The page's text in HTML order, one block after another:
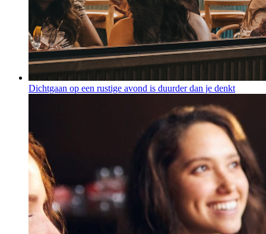
Dichtgaan op een rustige avond is duurder dan je denkt